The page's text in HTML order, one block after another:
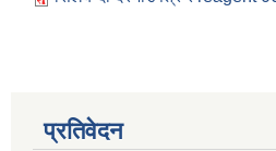
प्रतिवेदन